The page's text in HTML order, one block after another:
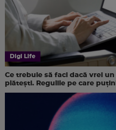
Digi Life
Ce trebuie să faci dacă vrei
plătești. Regulile pe care